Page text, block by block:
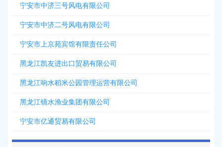
宁安市中济三号风电有限公司
宁安市中济二号风电有限公司
宁安市上京苑宾馆有限责任公司
黑龙江凯友进出口贸易有限公司
黑龙江响水稻米公园管理运营有限公司
黑龙江镜水渔业集团有限公司
宁安市亿通贸易有限公司